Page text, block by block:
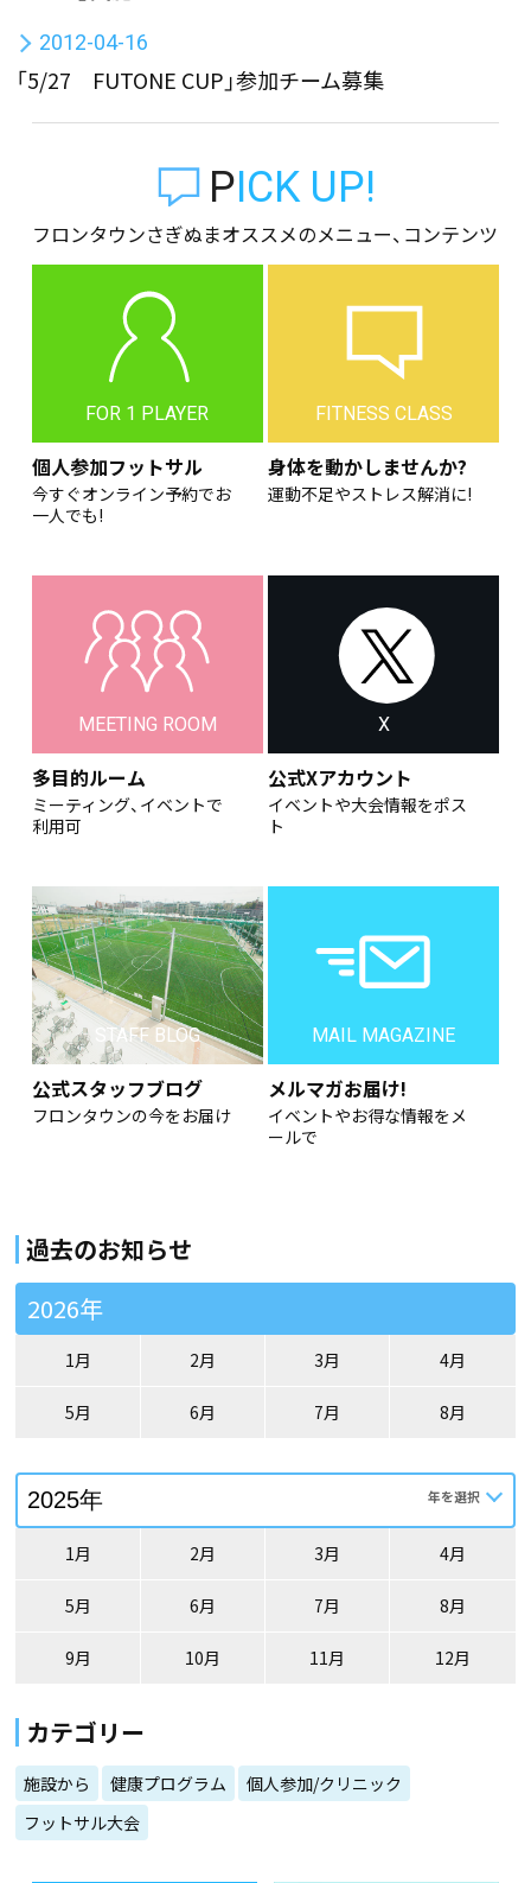
2012-04-16
「5/27 FUTONE CUP」参加チーム募集
PICK UP!
フロンタウンさぎぬまオススメのメニュー、コンテンツ
FOR 1 PLAYER
個人参加フットサル
今すぐオンライン予約でお
一人でも!
FITNESS CLASS
身体を動かしませんか?
運動不足やストレス解消に!
MEETING ROOM
多目的ルーム
ミーティング、イベントで
利用可
X
公式Xアカウント
イベントや大会情報をポス
ト
STAFF BLOG
公式スタッフブログ
フロンタウンの今をお届け
MAIL MAGAZINE
メルマガお届け!
イベントやお得な情報をメ
ールで
過去のお知らせ
2026年
1月 2月 3月 4月
5月 6月 7月 8月
1月 2月 3月 4月
5月 6月 7月 8月
9月 10月 11月 12月
カテゴリー
施設から 健康プログラム
個人参加/クリニック
フットサル大会